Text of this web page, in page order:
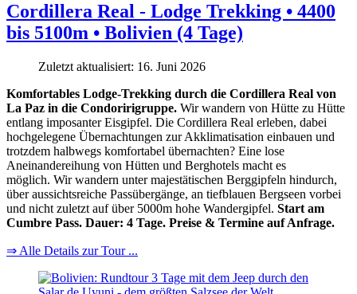
Cordillera Real - Lodge Trekking • 4400
bis 5100m • Bolivien (4 Tage)
Zuletzt aktualisiert: 16. Juni 2026
Komfortables Lodge-Trekking durch die Cordillera Real von
La Paz in die Condoririgruppe. Wir wandern von Hütte zu Hütte
entlang imposanter Eisgipfel. Die Cordillera Real erleben, dabei
hochgelegene Übernachtungen zur Akklimatisation einbauen und
trotzdem halbwegs komfortabel übernachten? Eine lose
Aneinandereihung von Hütten und Berghotels macht es
möglich. Wir wandern unter majestätischen Berggipfeln hindurch,
über aussichtsreiche Passübergänge, an tiefblauen Bergseen vorbei
und nicht zuletzt auf über 5000m hohe Wandergipfel. Start am
Cumbre Pass. Dauer: 4 Tage. Preise & Termine auf Anfrage.
⇒ Alle Details zur Tour ...